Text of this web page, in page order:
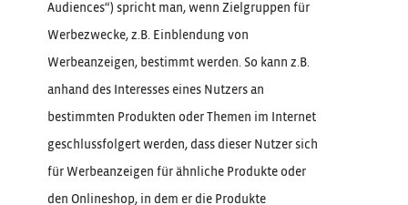
Audiences“) spricht man, wenn Zielgruppen für
Werbezwecke, z.B. Einblendung von
Werbeanzeigen, bestimmt werden. So kann z.B.
anhand des Interesses eines Nutzers an
bestimmten Produkten oder Themen im Internet
geschlussfolgert werden, dass dieser Nutzer sich
für Werbeanzeigen für ähnliche Produkte oder
den Onlineshop, in dem er die Produkte